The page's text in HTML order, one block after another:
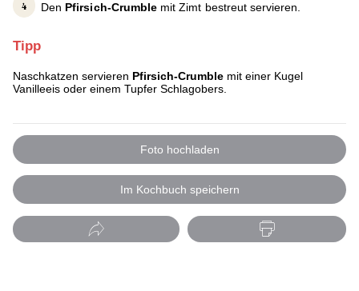
Den Pfirsich-Crumble mit Zimt bestreut servieren.
Tipp
Naschkatzen servieren Pfirsich-Crumble mit einer Kugel
Vanilleeis oder einem Tupfer Schlagobers.
Foto hochladen
Im Kochbuch speichern